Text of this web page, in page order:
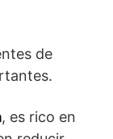
de
, es rico en